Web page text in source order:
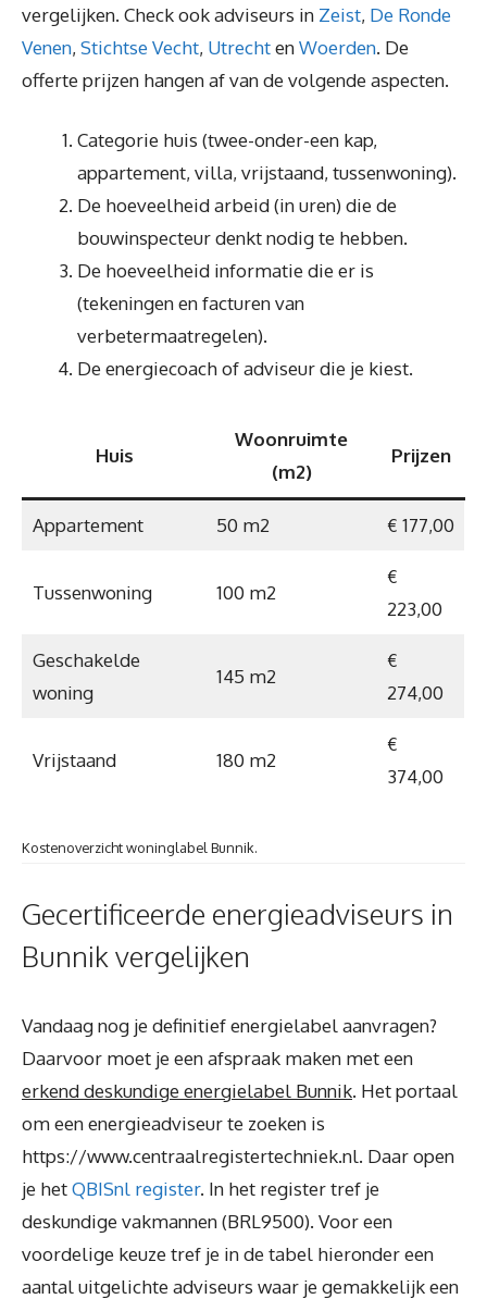
vergelijken. Check ook adviseurs in Zeist, De Ronde
Venen, Stichtse Vecht, UtrechtenWoerden. De
offerte prijzen hangen af van de volgende aspecten.
Categorie huis (twee-onder-een kap,
appartement, villa, vrijstaand, tussenwoning).
De hoeveelheid arbeid (in uren) die de
bouwinspecteur denkt nodig te hebben.
De hoeveelheid informatie die er is
(tekeningen en facturen van
verbetermaatregelen).
De energiecoach of adviseur die je kiest.
Huis
Woonruimte
(m2)
Prijzen
Appartement 50 m2 € 177,00
Tussenwoning 100 m2
€
223,00
Geschakelde
woning
145 m2
€
274,00
Vrijstaand 180 m2
€
374,00
Kostenoverzicht woninglabel Bunnik.
Gecertificeerde energieadviseurs in
Bunnik vergelijken
Vandaag nog je definitief energielabel aanvragen?
Daarvoor moet je een afspraak maken met een
erkend deskundige energielabel Bunnik. Het portaal
om een energieadviseur te zoeken is
https://www.centraalregistertechniek.nl. Daar open
je hetQBISnl register. In het register tref je
deskundige vakmannen (BRL9500). Voor een
voordelige keuze tref je in de tabel hieronder een
aantal uitgelichte adviseurs waar je gemakkelijk een